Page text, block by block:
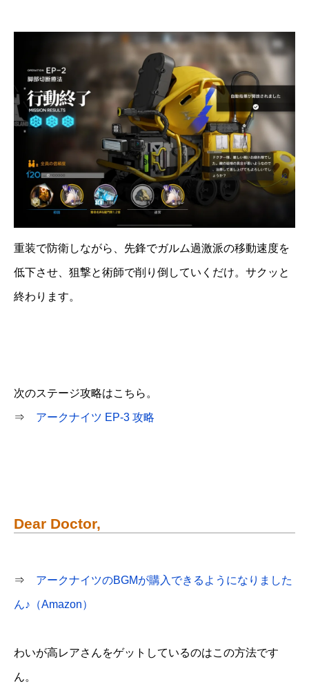
重装で防衛しながら、先鋒でガルム過激派の移動速度を
低下させ、狙撃と術師で削り倒していくだけ。サクッと
終わります。
次のステージ攻略はこちら。
⇒ アークナイツ EP-3 攻略
Dear Doctor,
⇒ アークナイツのBGMが購入できるようになりました
ん♪（Amazon）
わいが高レアさんをゲットしているのはこの方法です
ん。